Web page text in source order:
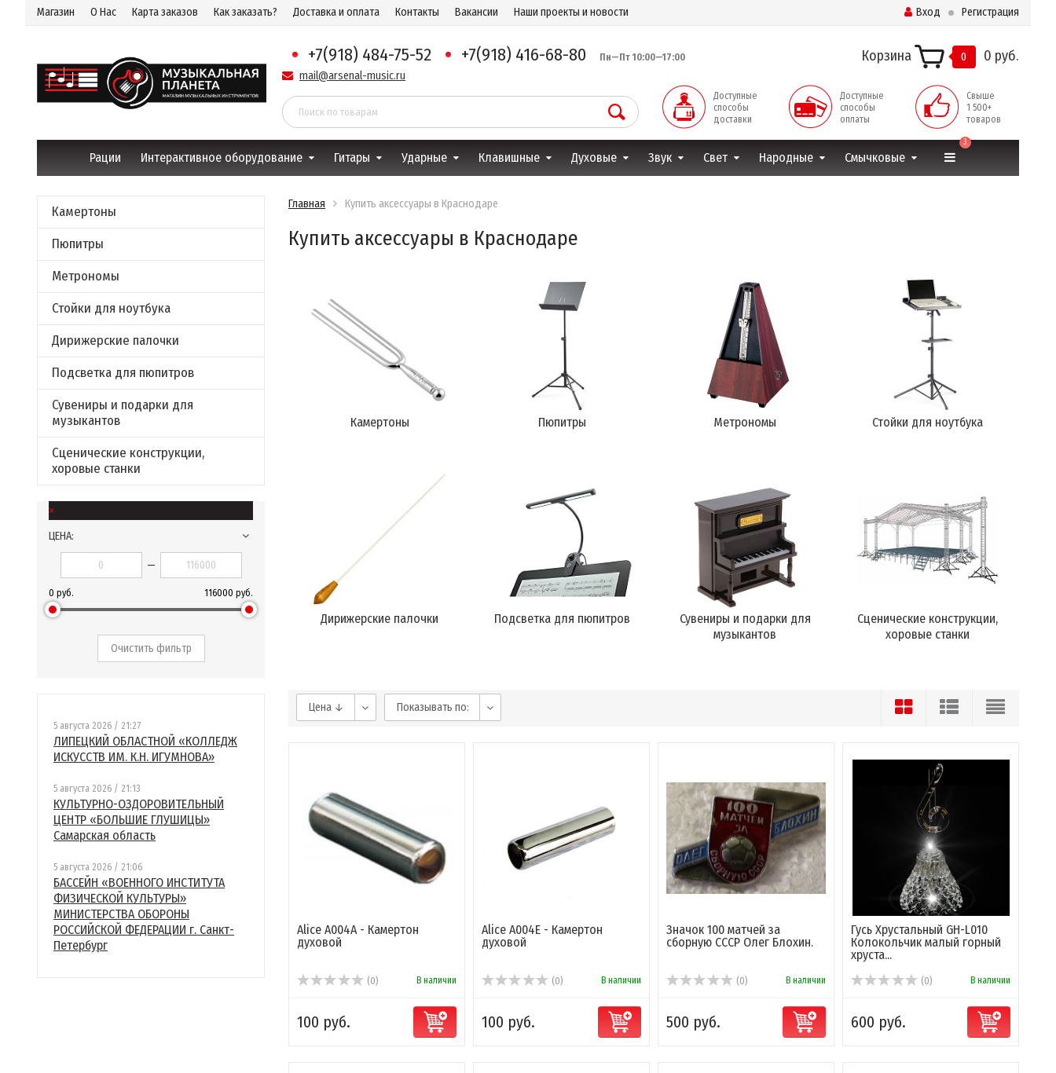
Магазин О Нас Карта заказов Как заказать? Доставка и оплата Контакты Вакансии Наши проекты и новости Вход Регистрация
+7(918) 484-75-52 +7(918) 416-68-80 Пн—Пт 10:00—17:00
mail@arsenal-music.ru
Корзина 0 0 руб.
Доступные
способы
доставки
Доступные
способы
оплаты
Свыше
1 500+
товаров
Рации Интерактивное оборудование Гитары Ударные Клавишные Духовые Звук Свет Народные Смычковые
3
Камертоны
Пюпитры
Метрономы
Стойки для ноутбука
Дирижерские палочки
Подсветка для пюпитров
Сувениры и подарки для
музыкантов
Сценические конструкции,
хоровые станки
×
ЦЕНА:
—
0 руб. 116000 руб.
Очистить фильтр
5 августа 2026 / 21:27
ЛИПЕЦКИЙ ОБЛАСТНОЙ «КОЛЛЕДЖ
ИСКУССТВ ИМ. К.Н. ИГУМНОВА»
5 августа 2026 / 21:13
КУЛЬТУРНО-ОЗДОРОВИТЕЛЬНЫЙ
ЦЕНТР «БОЛЬШИЕ ГЛУШИЦЫ»
Самарская область
5 августа 2026 / 21:06
БАССЕЙН «ВОЕННОГО ИНСТИТУТА
ФИЗИЧЕСКОЙ КУЛЬТУРЫ»
МИНИСТЕРСТВА ОБОРОНЫ
РОССИЙСКОЙ ФЕДЕРАЦИИ г. Санкт-
Петербург
Главная Купить аксессуары в Краснодаре
Купить аксессуары в Краснодаре
Камертоны Пюпитры Метрономы Стойки для ноутбука
Дирижерские палочки Подсветка для пюпитров
Сувениры и подарки для
музыкантов
Сценические конструкции,
хоровые станки
Цена ↓ Показывать по:
Alice A004A - Камертон
духовой
(0) В наличии
100 руб.
Alice A004E - Камертон
духовой
(0) В наличии
100 руб.
Значок 100 матчей за
сборную СССР Олег Блохин.
(0) В наличии
500 руб.
Гусь Хрустальный GH-L010
Колокольчик малый горный
хруста...
(0) В наличии
600 руб.